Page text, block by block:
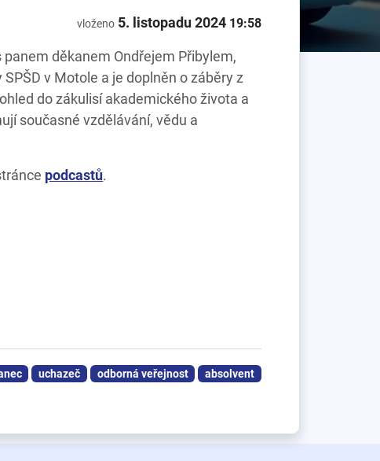
vloženo 5. listopadu 2024 19:58
děkanem Ondřejem Přibylem,
v Motole a je doplněn o záběry z
do zákulisí akademického života a
současné vzdělávání, vědu a
podcastů.
uchazeč odborná veřejnost absolvent